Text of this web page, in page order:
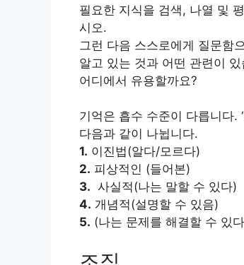
필요한 지식을 검색, 나열 및
시오.
그런 다음 스스로에게 질문함
알고 있는 것과 어떤 관련이
어디에서 유용할까요?
기억은 흡수 수준이 다릅니다.
다음과 같이 나뉩니다.
1. 이진법(알다/모르다)
2. 피상적인 (들어본)
3. 사실적(나는 말할 수 있다)
4. 개념적(설명할 수 있음)
5. (나는 문제를 해결할 수 있